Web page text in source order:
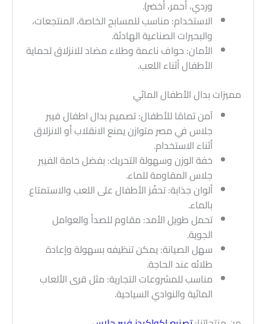
وردي، أحمر، أخضر).
الاستخدام: مناسب للمسابح الخاصة، المنتجعات،
والبحيرات الصناعية الهادئة.
الأمان: حواف ناعمة وطلاء مضاد للانزلاق لحماية
الأطفال أثناء اللعب.
مميزات بدال الأطفال المائي
آمن تمامًا للأطفال: تصميم بدال اطفال فيبر
جلاس في مصر متوازن يمنع الانقلاب أو الانزلاق
أثناء الاستخدام.
خفة الوزن وسهولة التحريك: بفضل خامة الفيبر
جلاس المقاومة للماء.
ألوان جذابة: تحفّز الأطفال على اللعب والاستمتاع
بالماء.
تحمل طويل الأمد: مقاوم للصدأ والعوامل
الجوية.
سهل الصيانة: يمكن تنظيفه بسهولة وإعادة
طلائه عند الحاجة.
مناسب للمشروعات التجارية: مثل قرى الألعاب
المائية والنوادي السياحية.